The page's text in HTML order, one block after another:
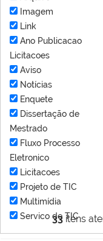
33itens
Imagem
Link
Ano Publicacao
Licitacoes
Aviso
Notícias
Enquete
Dissertação de
Mestrado
Fluxo Processo
Eletronico
Licitacoes
Projeto de TIC
Multimídia
Servico de TIC